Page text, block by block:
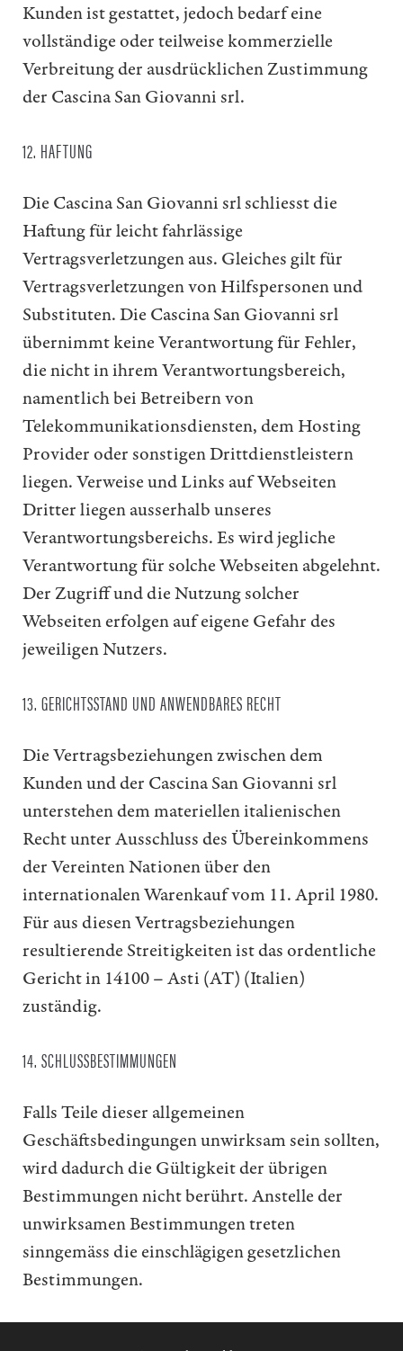
Kunden ist gestattet, jedoch bedarf eine
vollständige oder teilweise kommerzielle
Verbreitung der ausdrücklichen Zustimmung
der Cascina San Giovanni srl.
12. HAFTUNG
Die Cascina San Giovanni srl schliesst die
Haftung für leicht fahrlässige
Vertragsverletzungen aus. Gleiches gilt für
Vertragsverletzungen von Hilfspersonen und
Substituten. Die Cascina San Giovanni srl
übernimmt keine Verantwortung für Fehler,
die nicht in ihrem Verantwortungsbereich,
namentlich bei Betreibern von
Telekommunikationsdiensten, dem Hosting
Provider oder sonstigen Drittdienstleistern
liegen. Verweise und Links auf Webseiten
Dritter liegen ausserhalb unseres
Verantwortungsbereichs. Es wird jegliche
Verantwortung für solche Webseiten abgelehnt.
Der Zugriff und die Nutzung solcher
Webseiten erfolgen auf eigene Gefahr des
jeweiligen Nutzers.
13. GERICHTSSTAND UND ANWENDBARES RECHT
Die Vertragsbeziehungen zwischen dem
Kunden und der Cascina San Giovanni srl
unterstehen dem materiellen italienischen
Recht unter Ausschluss des Übereinkommens
der Vereinten Nationen über den
internationalen Warenkauf vom 11. April 1980.
Für aus diesen Vertragsbeziehungen
resultierende Streitigkeiten ist das ordentliche
Gericht in 14100 – Asti (AT) (Italien)
zuständig.
14. SCHLUSSBESTIMMUNGEN
Falls Teile dieser allgemeinen
Geschäftsbedingungen unwirksam sein sollten,
wird dadurch die Gültigkeit der übrigen
Bestimmungen nicht berührt. Anstelle der
unwirksamen Bestimmungen treten
sinngemäss die einschlägigen gesetzlichen
Bestimmungen.